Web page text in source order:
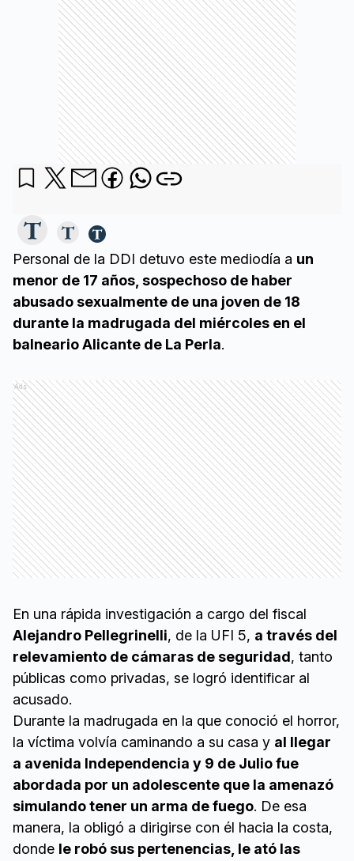
Personal de la DDI detuvo este mediodía a un
menor de 17 años, sospechoso de haber
abusado sexualmente de una joven de 18
durante la madrugada del miércoles en el
balneario Alicante de La Perla.
Ads
En una rápida investigación a cargo del fiscal
Alejandro Pellegrinelli, de la UFI 5, a través del
relevamiento de cámaras de seguridad, tanto
públicas como privadas, se logró identificar al
acusado.
Durante la madrugada en la que conoció el horror,
la víctima volvía caminando a su casa y al llegar
a avenida Independencia y 9 de Julio fue
abordada por un adolescente que la amenazó
simulando tener un arma de fuego. De esa
manera, la obligó a dirigirse con él hacia la costa,
donde le robó sus pertenencias, le ató las